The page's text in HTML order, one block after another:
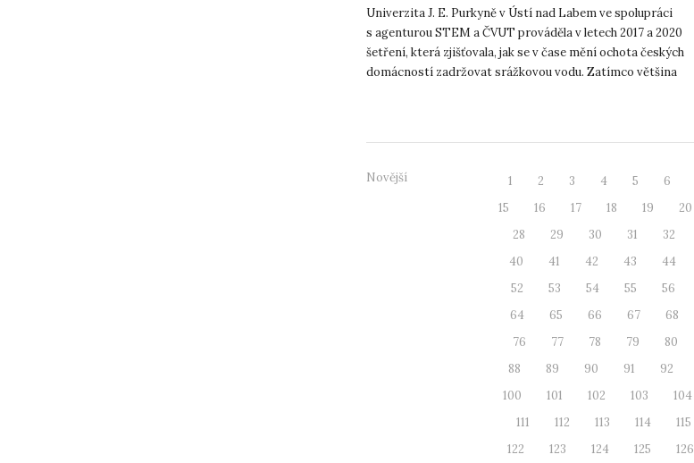
Univerzita J. E. Purkyně v Ústí nad Labem ve spolupráci
s agenturou STEM a ČVUT prováděla v letech 2017 a 2020
šetření, která zjišťovala, jak se v čase mění ochota českých
domácností zadržovat srážkovou vodu. Zatímco většina
Novější 1 2 3 4 5 6
15
16 17 18 19 20
28
29 30 31 32
40
41 42 43 44
52
53 54 55 56
64
65 66 67 68
76
77 78 79 80
88
89 90 91 92
100
101 102 103 104
111
112 113 114 115
122
123 124 125 126